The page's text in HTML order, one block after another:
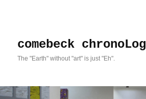
comebeck chronoLog
The "Earth" without "art" is just "Eh".